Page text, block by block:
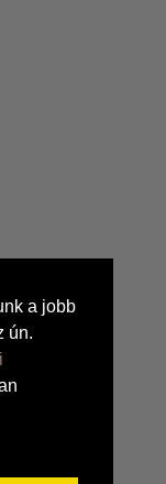
a jobb
ún.